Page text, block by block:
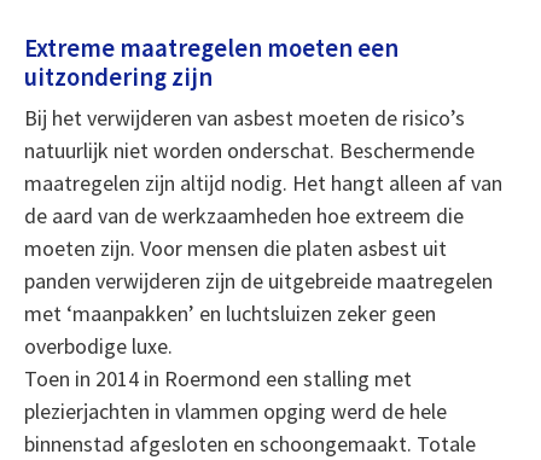
Extreme maatregelen moeten een
uitzondering zijn
Bij het verwijderen van asbest moeten de risico’s
natuurlijk niet worden onderschat. Beschermende
maatregelen zijn altijd nodig. Het hangt alleen af van
de aard van de werkzaamheden hoe extreem die
moeten zijn. Voor mensen die platen asbest uit
panden verwijderen zijn de uitgebreide maatregelen
met ‘maanpakken’ en luchtsluizen zeker geen
overbodige luxe.
Toen in 2014 in Roermond een stalling met
plezierjachten in vlammen opging werd de hele
binnenstad afgesloten en schoongemaakt. Totale